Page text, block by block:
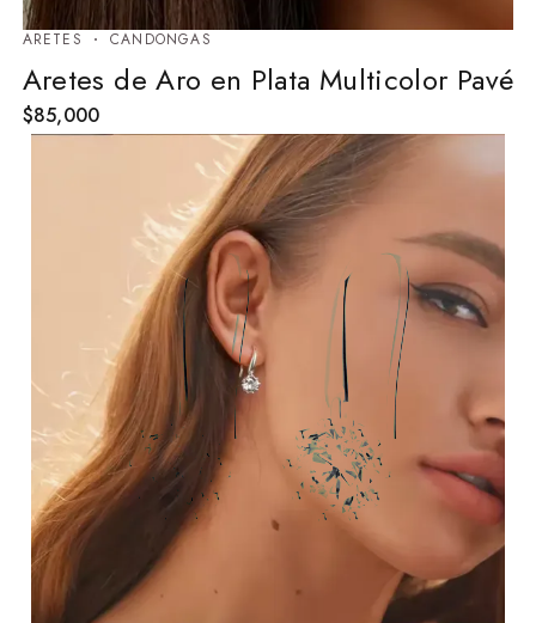
ARETES ⁠CANDONGAS
Aretes de Aro en Plata Multicolor Pavé
$85,000